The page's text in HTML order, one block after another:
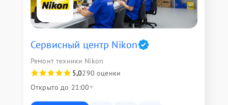
Сервисный центр Nikon
Ремонт техники Nikon
5,0290 оценки
Открыто до 21:00